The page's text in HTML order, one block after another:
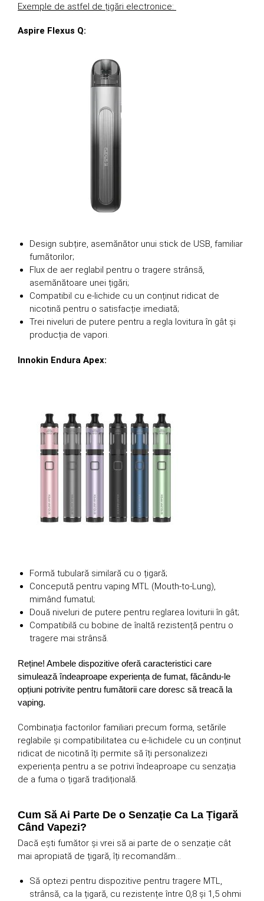
Exemple de astfel de țigări electronice:
Aspire Flexus Q:
Design subțire, asemănător unui stick de USB, familiar
fumătorilor;
Flux de aer reglabil pentru o tragere strânsă,
asemănătoare unei țigări;
Compatibil cu e-lichide cu un conținut ridicat de
nicotină pentru o satisfacție imediată;
Trei niveluri de putere pentru a regla lovitura în gât și
producția de vapori.
Innokin Endura Apex:
Formă tubulară similară cu o țigară;
Concepută pentru vaping MTL (Mouth-to-Lung),
mimând fumatul;
Două niveluri de putere pentru reglarea loviturii în gât;
Compatibilă cu bobine de înaltă rezistență pentru o
tragere mai strânsă.
Reține! Ambele dispozitive oferă caracteristici care
simulează îndeaproape experiența de fumat, făcându-le
opțiuni potrivite pentru fumătorii care doresc să treacă la
vaping.
Combinația factorilor familiari precum forma, setările
reglabile și compatibilitatea cu e-lichidele cu un conținut
ridicat de nicotină îți permite să îți personalizezi
experiența pentru a se potrivi îndeaproape cu senzația
de a fuma o țigară tradițională.
Cum Să Ai Parte De o Senzație Ca La Țigară
Când Vapezi?
Dacă ești fumător și vrei să ai parte de o senzație cât
mai apropiată de țigară, îți recomandăm…
Să optezi pentru dispozitive pentru tragere MTL,
strânsă, ca la țigară, cu rezistențe între 0,8 și 1,5 ohmi